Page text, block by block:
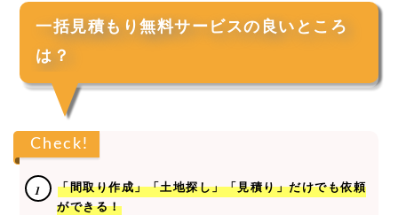
一括見積もり無料サービスの良いところ
は？
Check!
「間取り作成」「土地探し」「見積り」だけでも依頼
ができる！